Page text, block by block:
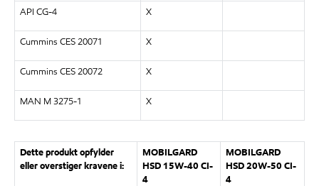
API CG-4 X
Cummins CES 20071 X
Cummins CES 20072 X
MAN M 3275-1 X
Dette produkt opfylder
eller overstiger kravene i:
MOBILGARD
HSD 15W-40 CI-
4
MOBILGARD
HSD 20W-50 CI-
4